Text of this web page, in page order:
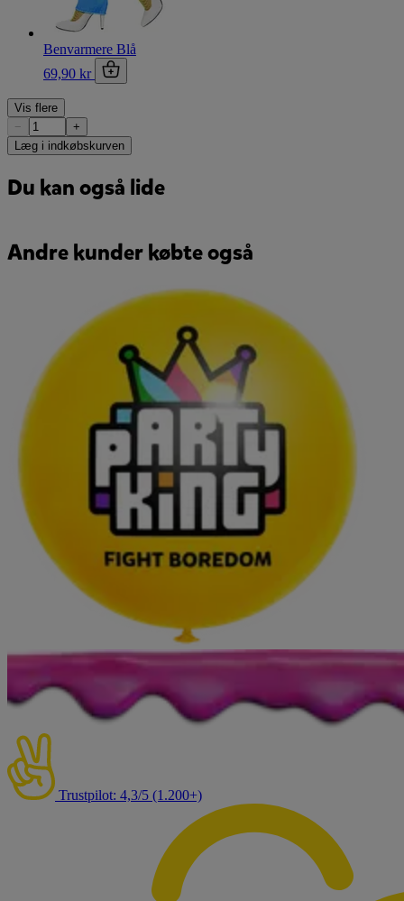
Benvarmere Blå
69,90 kr
Vis flere
−
+
Læg i indkøbskurven
Du kan også lide
Andre kunder købte også
Trustpilot: 4,3/5 (1.200+)